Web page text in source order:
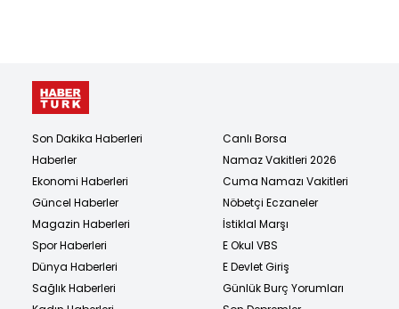
Son Dakika Haberleri
Haberler
Ekonomi Haberleri
Güncel Haberler
Magazin Haberleri
Spor Haberleri
Dünya Haberleri
Sağlık Haberleri
Canlı Borsa
Namaz Vakitleri 2026
Cuma Namazı Vakitleri
Nöbetçi Eczaneler
İstiklal Marşı
E Okul VBS
E Devlet Giriş
Günlük Burç Yorumları